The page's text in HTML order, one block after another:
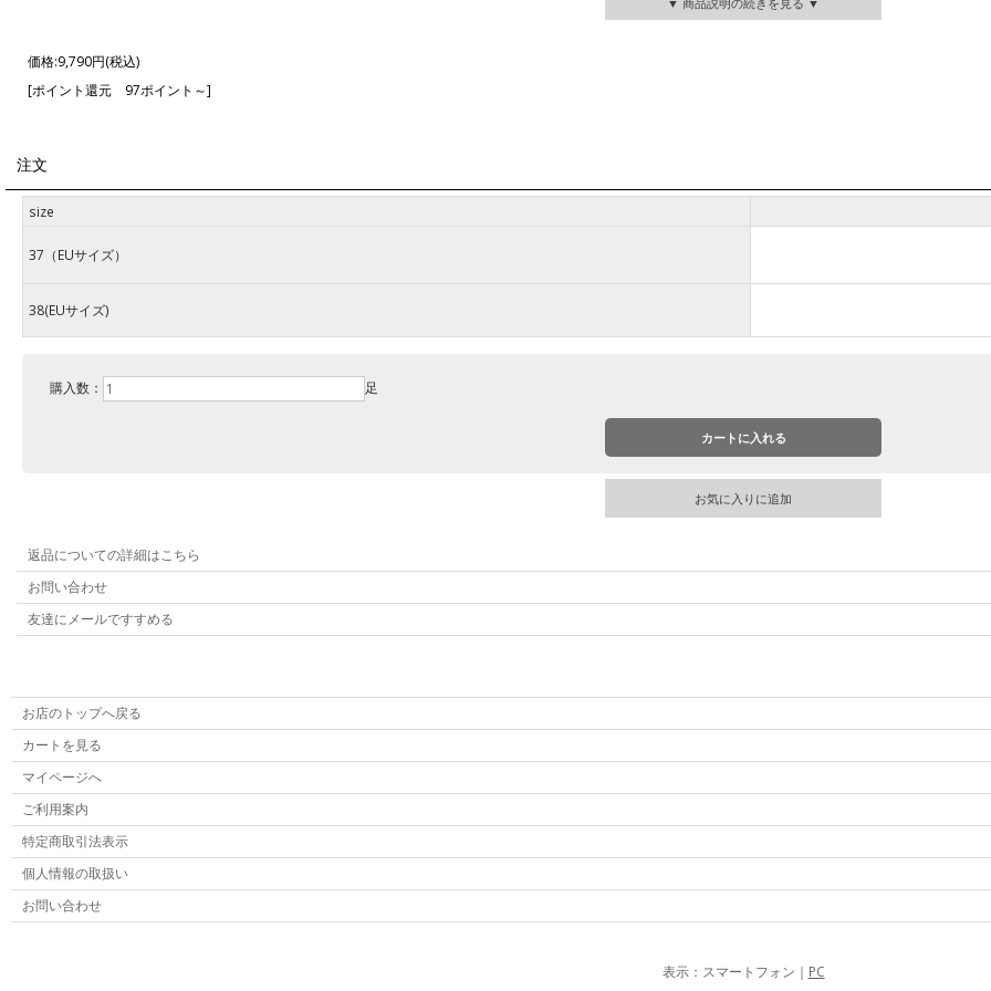
価格:9,790円(税込)
[ポイント還元 97ポイント～]
注文
size
37（EUサイズ）
38(EUサイズ)
購入数： 足
返品についての詳細はこちら
お問い合わせ
友達にメールですすめる
お店のトップへ戻る
カートを見る
マイページへ
ご利用案内
特定商取引法表示
個人情報の取扱い
お問い合わせ
表示：スマートフォン｜ PC